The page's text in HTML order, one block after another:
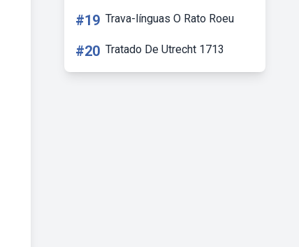
#19 Trava-línguas O Rato Roeu
#20 Tratado De Utrecht 1713